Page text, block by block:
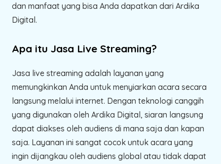
dan manfaat yang bisa Anda dapatkan dari Ardika
Digital.
Apa itu Jasa Live Streaming?
Jasa live streaming adalah layanan yang
memungkinkan Anda untuk menyiarkan acara secara
langsung melalui internet. Dengan teknologi canggih
yang digunakan oleh Ardika Digital, siaran langsung
dapat diakses oleh audiens di mana saja dan kapan
saja. Layanan ini sangat cocok untuk acara yang
ingin dijangkau oleh audiens global atau tidak dapat